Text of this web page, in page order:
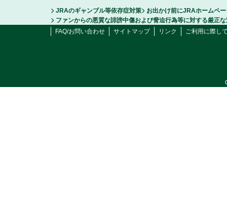
JRAのギャンブル等依存症対策
お出かけ前にJRAホームペ
ファンからの悪質な誹謗中傷および脅迫行為等に対する厳正
FAQ/お問い合わせ
サイトマップ リンク ご利用に際し